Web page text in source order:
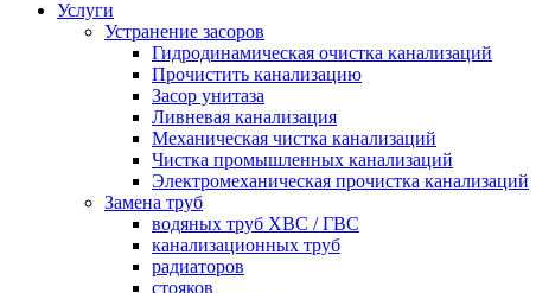
Услуги
Устранение засоров
Гидродинамическая очистка канализаций
Прочистить канализацию
Засор унитаза
Ливневая канализация
Механическая чистка канализаций
Чистка промышленных канализаций
Электромеханическая прочистка канализаций
Замена труб
водяных труб ХВС / ГВС
канализационных труб
радиаторов
стояков